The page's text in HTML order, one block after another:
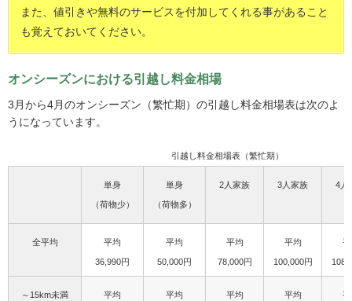
また、値引きや無料のサービスを付加してくれる事があること
も覚えておいてください。
オンシーズンにおける引越し料金相場
3月から4月のオンシーズン（繁忙期）の引越し料金相場表は次のよ
うになっています。
引越し料金相場表（繁忙期）
単身
（荷物少）
単身
（荷物多）
2人家族 3人家族 4人
全平均 平均
36,990円
平均
50,000円
平均
78,000円
平均
100,000円
～15km未満 平均 平均 平均 平均